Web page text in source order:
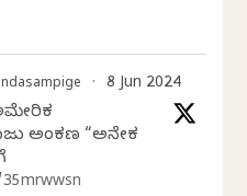
· 8 Jun 2024
ಅಂಕಣ “ಅನೇಕ